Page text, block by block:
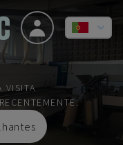
VISITA